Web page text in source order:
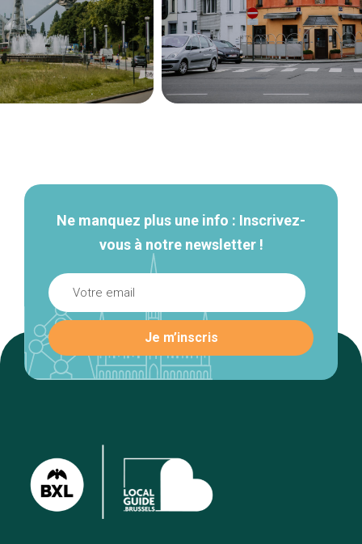
Ne manquez plus une info : Inscrivez-
vous à notre newsletter !